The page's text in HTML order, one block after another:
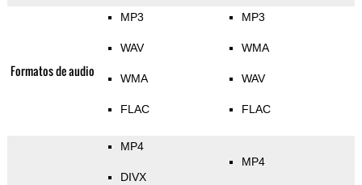
Formatos de audio
MP3
WAV
WMA
FLAC
MP3
WMA
WAV
FLAC
MP4
DIVX
MP4